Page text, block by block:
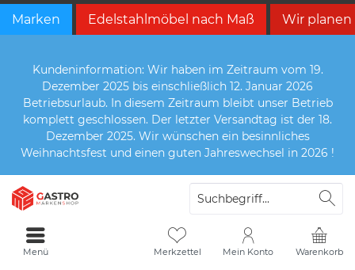
Marken Edelstahlmöbel nach Maß Wir planen
Kundeninformation: Wir haben im Zeitraum vom 19.
Dezember 2025 bis einschließlich 12. Januar 2026
Betriebsurlaub. In diesem Zeitraum bleibt unser Betrieb
komplett geschlossen. Der letzter Versandtag ist der 18.
Dezember 2025. Wir wünschen ein besinnliches
Weihnachtsfest und einen guten Jahreswechsel in 2026 !
Warenkorb
Merkzettel Mein Konto
Menü